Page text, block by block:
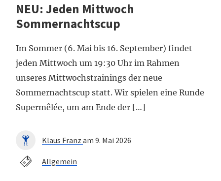
NEU: Jeden Mittwoch
Sommernachtscup
Im Sommer (6. Mai bis 16. September) findet
jeden Mittwoch um 19:30 Uhr im Rahmen
unseres Mittwochstrainings der neue
Sommernachtscup statt. Wir spielen eine Runde
Supermêlée, um am Ende der […]
Klaus Franz am 9. Mai 2026
Allgemein